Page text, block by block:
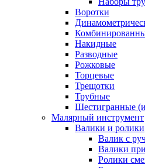
Воротки
Накидные
Разводные
Рожковые
Торцевые
Трещотки
Трубные
Шестигранные
Малярный инструмент
Валики и ролики
Валик с
Валики
Ролики